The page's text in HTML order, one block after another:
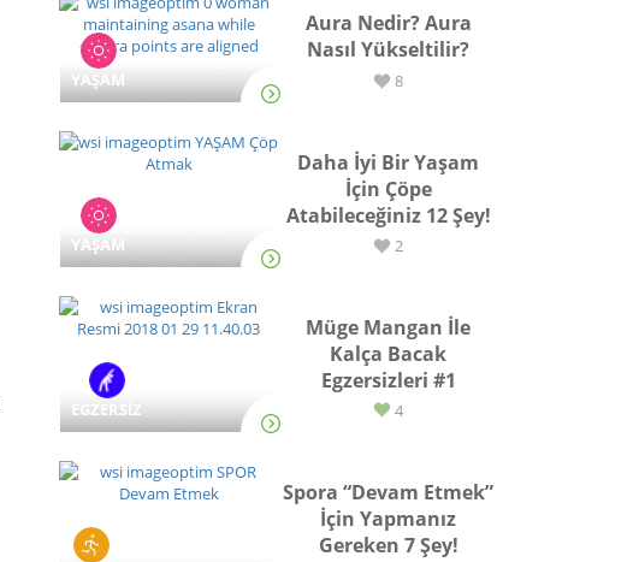
YAŞAM
Aura Nedir? Aura
Nasıl Yükseltilir?
8
YAŞAM
Daha İyi Bir Yaşam
İçin Çöpe
Atabileceğiniz 12 Şey!
2
EGZERSİZ
Müge Mangan İle
Kalça Bacak
Egzersizleri #1
4
Spora “Devam Etmek”
İçin Yapmanız
Gereken 7 Şey!